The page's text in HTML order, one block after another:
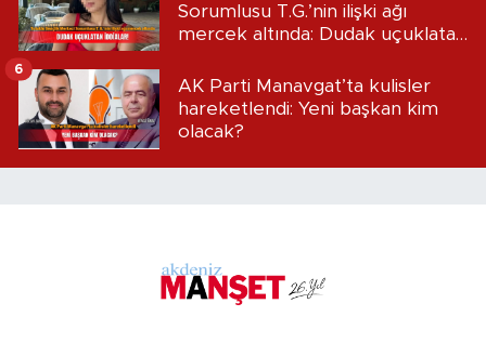
Sorumlusu T.G.’nin ilişki ağı
mercek altında: Dudak uçuklatan
AK Parti Manavgat’ta kulisler
hareketlendi: Yeni başkan kim
olacak?
6